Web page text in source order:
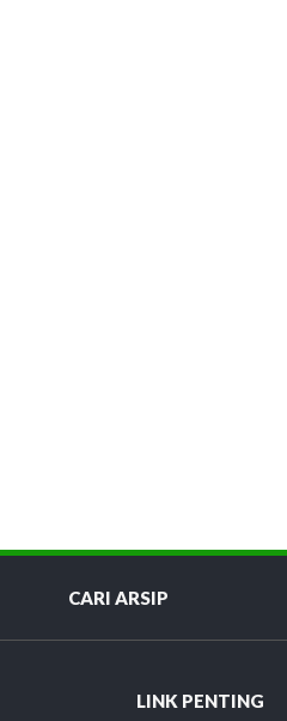
CARI ARSIP
LINK PENTING